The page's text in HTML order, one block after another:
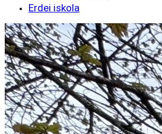
Erdei iskola